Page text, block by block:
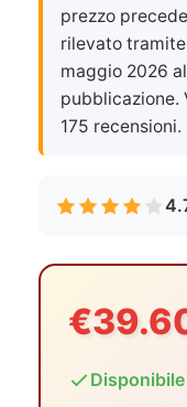
prezzo
rilevato
maggio 2026
pubblicazione.
175 recensioni.